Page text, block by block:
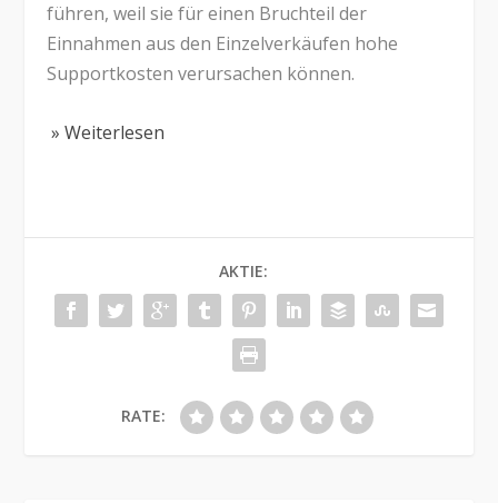
führen, weil sie für einen Bruchteil der
Einnahmen aus den Einzelverkäufen hohe
Supportkosten verursachen können.
» Weiterlesen
AKTIE:
RATE: